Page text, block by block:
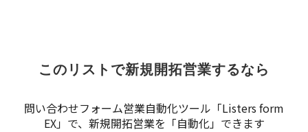
このリストで新規開拓営業するなら
問い合わせフォーム営業自動化ツール「Listers form
EX」で、新規開拓営業を「自動化」できます